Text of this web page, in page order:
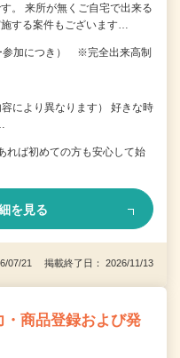
。 来所が無くご自宅で出来る
する案件もございます…
参加につき） ※完全出来高制
により異なります） 好きな時
ば初めての方も安心して始
を見る
07/21 掲載終了日： 2026/11/13
商品登録および発